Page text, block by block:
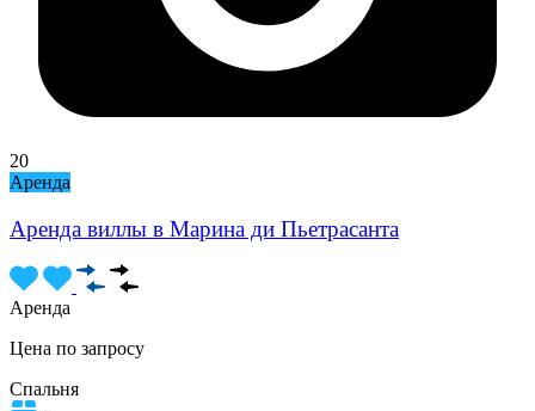
20
Аренда
Аренда виллы в Марина ди Пьетрасанта
Аренда
Цена по запросу
Спальня